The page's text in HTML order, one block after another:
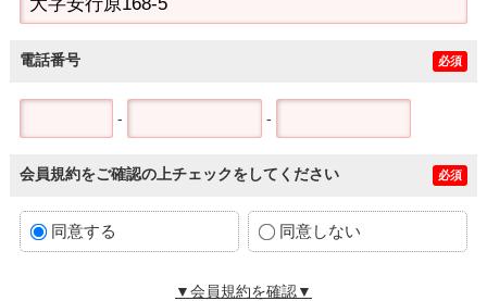
電話番号 必須
- -
会員規約をご確認の上チェックをしてください 必須
同意する 同意しない
▼会員規約を確認▼